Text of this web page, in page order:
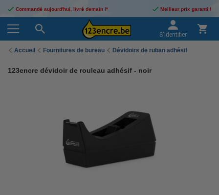
Commandé aujourd'hui, livré demain !* Meilleur prix garanti !
S'identifier
Accueil Fournitures de bureau Dévidoirs de ruban adhésif
123encre dévidoir de rouleau adhésif - noir